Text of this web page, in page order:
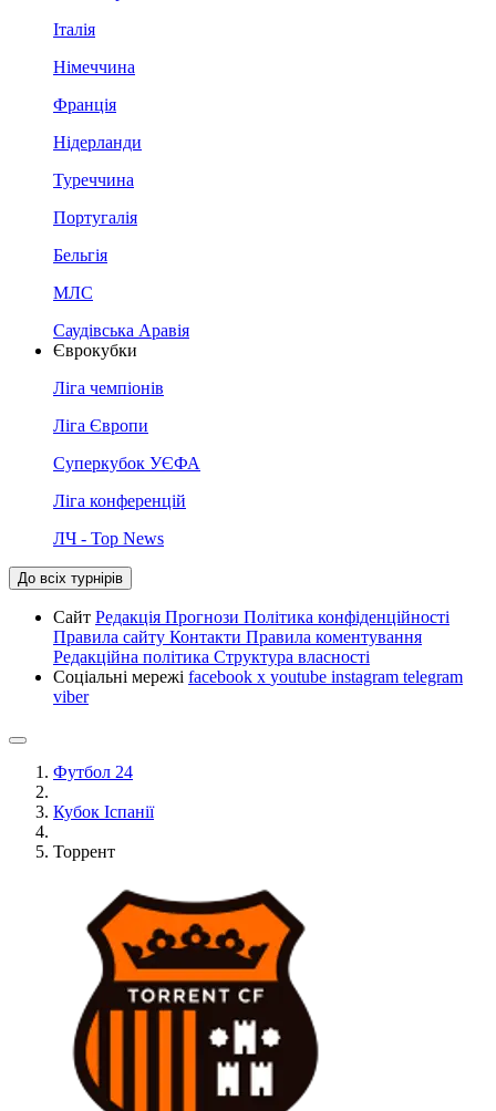
Італія
Німеччина
Франція
Нідерланди
Туреччина
Португалія
Бельгія
МЛС
Саудівська Аравія
Єврокубки
Ліга чемпіонів
Ліга Європи
Суперкубок УЄФА
Ліга конференцій
ЛЧ - Top News
До всіх турнірів
Сайт Редакція Прогнози Політика конфіденційності
Правила сайту Контакти Правила коментування
Редакційна політика Структура власності
Соціальні мережі facebook x youtube instagram telegram
viber
Футбол 24
Кубок Іспанії
Торрент